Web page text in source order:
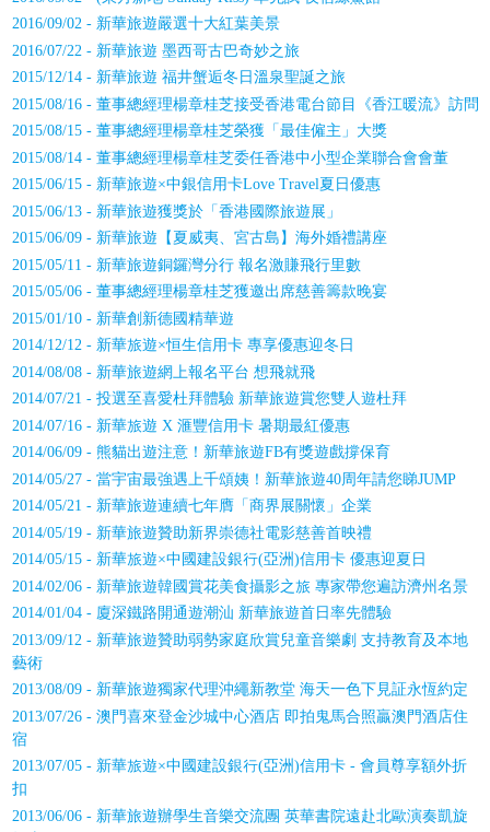
2016/09/02 - 新華旅遊嚴選十大紅葉美景
2016/07/22 - 新華旅遊 墨西哥古巴奇妙之旅
2015/12/14 - 新華旅遊 福井蟹逅冬日溫泉聖誕之旅
2015/08/16 - 董事總經理楊章桂芝接受香港電台節目《香江暖流》訪問
2015/08/15 - 董事總經理楊章桂芝榮獲「最佳僱主」大獎
2015/08/14 - 董事總經理楊章桂芝委任香港中小型企業聯合會會董
2015/06/15 - 新華旅遊×中銀信用卡Love Travel夏日優惠
2015/06/13 - 新華旅遊獲獎於「香港國際旅遊展」
2015/06/09 - 新華旅遊【夏威夷、宮古島】海外婚禮講座
2015/05/11 - 新華旅遊銅鑼灣分行 報名激賺飛行里數
2015/05/06 - 董事總經理楊章桂芝獲邀出席慈善籌款晚宴
2015/01/10 - 新華創新德國精華遊
2014/12/12 - 新華旅遊×恒生信用卡 專享優惠迎冬日
2014/08/08 - 新華旅遊網上報名平台 想飛就飛
2014/07/21 - 投選至喜愛杜拜體驗 新華旅遊賞您雙人遊杜拜
2014/07/16 - 新華旅遊 X 滙豐信用卡 暑期最紅優惠
2014/06/09 - 熊貓出遊注意！新華旅遊FB有獎遊戲撐保育
2014/05/27 - 當宇宙最強遇上千頌姨！新華旅遊40周年請您睇JUMP
2014/05/21 - 新華旅遊連續七年膺「商界展關懷」企業
2014/05/19 - 新華旅遊贊助新界崇德社電影慈善首映禮
2014/05/15 - 新華旅遊×中國建設銀行(亞洲)信用卡 優惠迎夏日
2014/02/06 - 新華旅遊韓國賞花美食攝影之旅 專家帶您遍訪濟州名景
2014/01/04 - 廈深鐵路開通遊潮汕 新華旅遊首日率先體驗
2013/09/12 - 新華旅遊贊助弱勢家庭欣賞兒童音樂劇 支持教育及本地
藝術
2013/08/09 - 新華旅遊獨家代理沖繩新教堂 海天一色下見証永恆約定
2013/07/26 - 澳門喜來登金沙城中心酒店 即拍鬼馬合照贏澳門酒店住
宿
2013/07/05 - 新華旅遊×中國建設銀行(亞洲)信用卡 - 會員尊享額外折
扣
2013/06/06 - 新華旅遊辦學生音樂交流團 英華書院遠赴北歐演奏凱旋